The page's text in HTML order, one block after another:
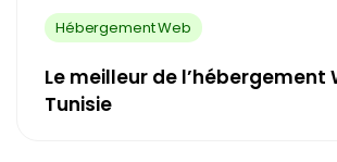
Hébergement Web
Le meilleur de l’hébergement
Tunisie